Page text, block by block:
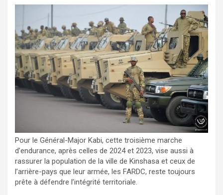
Pour le Général-Major Kabi, cette troisième marche
d’endurance, après celles de 2024 et 2023, vise aussi à
rassurer la population de la ville de Kinshasa et ceux de
l’arrière-pays que leur armée, les FARDC, reste toujours
prête à défendre l’intégrité territoriale.